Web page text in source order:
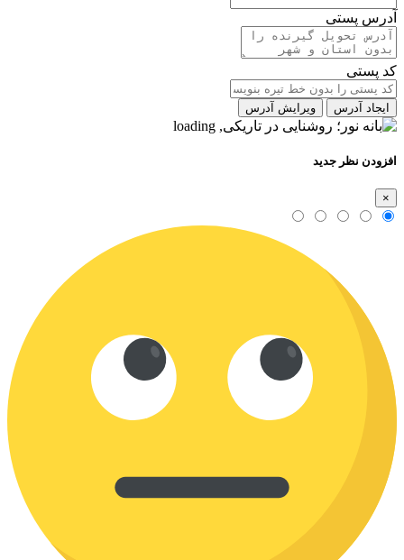
آدرس پستی
کد پستی
ایجاد آدرس ویرایش آدرس
افزودن نظر جدید
×